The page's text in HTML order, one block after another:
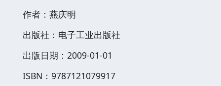
作者：燕庆明
出版社：电子工业出版社
出版日期：2009-01-01
ISBN：9787121079917